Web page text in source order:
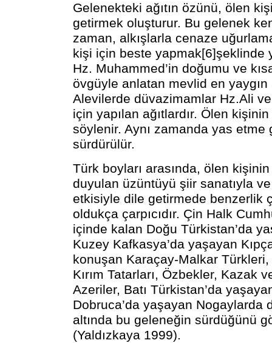
Gelenekteki ağıtın özünü, ölen
getirmek oluşturur. Bu gelenek
zaman, alkışlarla cenaze
kişi için beste yapmak[6]şeklinde
Hz. Muhammed’in doğumu ve
övgüyle anlatan mevlid en yaygın
Alevilerde düvazimamlar Hz.Ali
için yapılan ağıtlardır. Ölen
söylenir. Aynı zamanda yas etme
sürdürülür.
Türk boyları arasında, ölen kişinin
duyulan üzüntüyü şiir sanatıyla
etkisiyle dile getirmede benzerlik
oldukça çarpıcıdır. Çin Halk
içinde kalan Doğu Türkistan’da
Kuzey Kafkasya’da yaşayan
konuşan Karaçay-Malkar
Kırım Tatarları, Özbekler, Kazak
Azeriler, Batı Türkistan’da
Dobruca’da yaşayan Nogaylarda
altında bu geleneğin sürdüğünü
(Yaldızkaya 1999).